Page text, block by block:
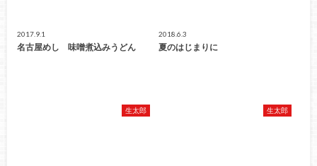
2017.9.1
名古屋めし 味噌煮込みうどん
2018.6.3
夏のはじまりに
生太郎 生太郎